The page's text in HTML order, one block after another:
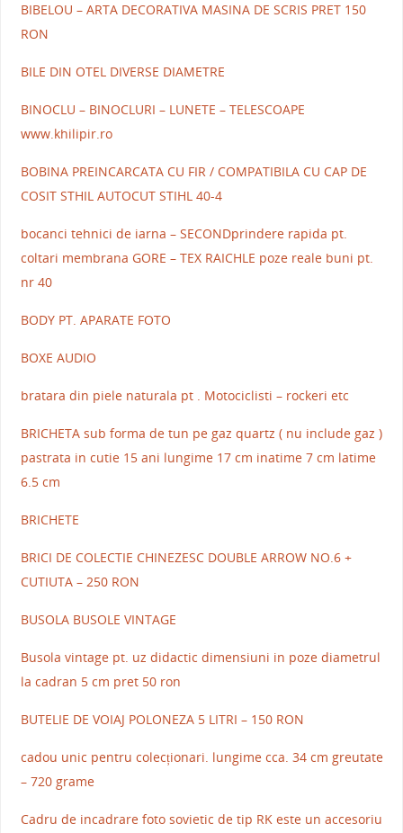
BIBELOU – ARTA DECORATIVA MASINA DE SCRIS PRET 150
RON
BILE DIN OTEL DIVERSE DIAMETRE
BINOCLU – BINOCLURI – LUNETE – TELESCOAPE
www.khilipir.ro
BOBINA PREINCARCATA CU FIR / COMPATIBILA CU CAP DE
COSIT STHIL AUTOCUT STIHL 40-4
bocanci tehnici de iarna – SECONDprindere rapida pt.
coltari membrana GORE – TEX RAICHLE poze reale buni pt.
nr 40
BODY PT. APARATE FOTO
BOXE AUDIO
bratara din piele naturala pt . Motociclisti – rockeri etc
BRICHETA sub forma de tun pe gaz quartz ( nu include gaz )
pastrata in cutie 15 ani lungime 17 cm inatime 7 cm latime
6.5 cm
BRICHETE
BRICI DE COLECTIE CHINEZESC DOUBLE ARROW NO.6 +
CUTIUTA – 250 RON
BUSOLA BUSOLE VINTAGE
Busola vintage pt. uz didactic dimensiuni in poze diametrul
la cadran 5 cm pret 50 ron
BUTELIE DE VOIAJ POLONEZA 5 LITRI – 150 RON
cadou unic pentru colecționari. lungime cca. 34 cm greutate
– 720 grame
Cadru de incadrare foto sovietic de tip RK este un accesoriu